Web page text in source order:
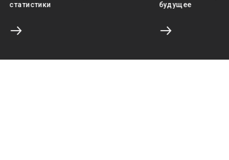
статистики
будущее